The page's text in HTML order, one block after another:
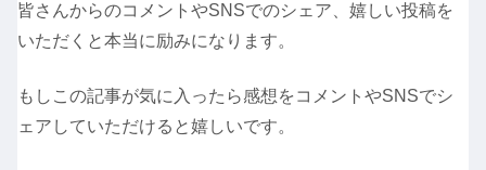
皆さんからのコメントやSNSでのシェア、嬉しい投稿を
いただくと本当に励みになります。
もしこの記事が気に入ったら感想をコメントやSNSでシ
ェアしていただけると嬉しいです。